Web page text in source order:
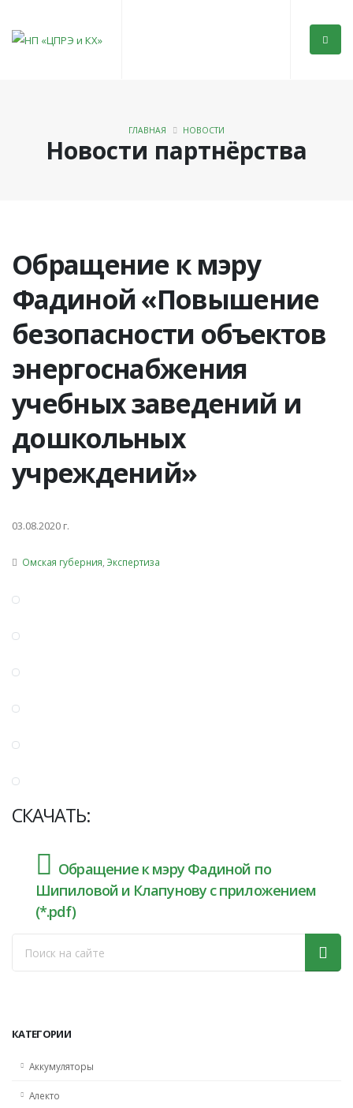
Новости партнёрства
ГЛАВНАЯ НОВОСТИ
Обращение к мэру
Фадиной «Повышение
безопасности объектов
энергоснабжения
учебных заведений и
дошкольных
учреждений»
03.08.2020 г.
Омская губерния Экспертиза
СКАЧАТЬ:
Обращение к мэру Фадиной по
Шипиловой и Клапунову с приложением
(*.pdf)
КАТЕГОРИИ
Аккумуляторы
Алекто